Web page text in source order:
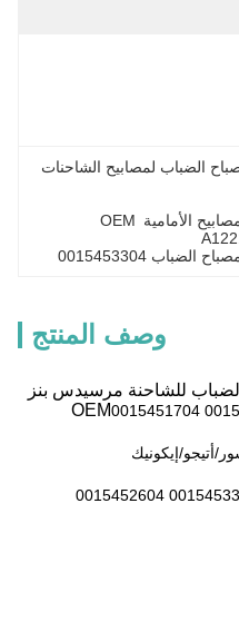
مفتاح المصابيح الأمامية OEM
الضباب 0015453304
وصف المنتج
للشاحنة مرسيدس بنز
OEM0015451704
أتيجو/إيكونيك
0015451704 0015453304 0015452604